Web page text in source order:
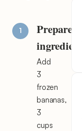
Prepare
ingredients
Add
3
frozen
bananas,
3
cups